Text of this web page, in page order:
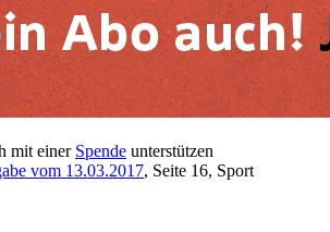
mit einer Spende unterstützen
vom 13.03.2017, Seite 16, Sport